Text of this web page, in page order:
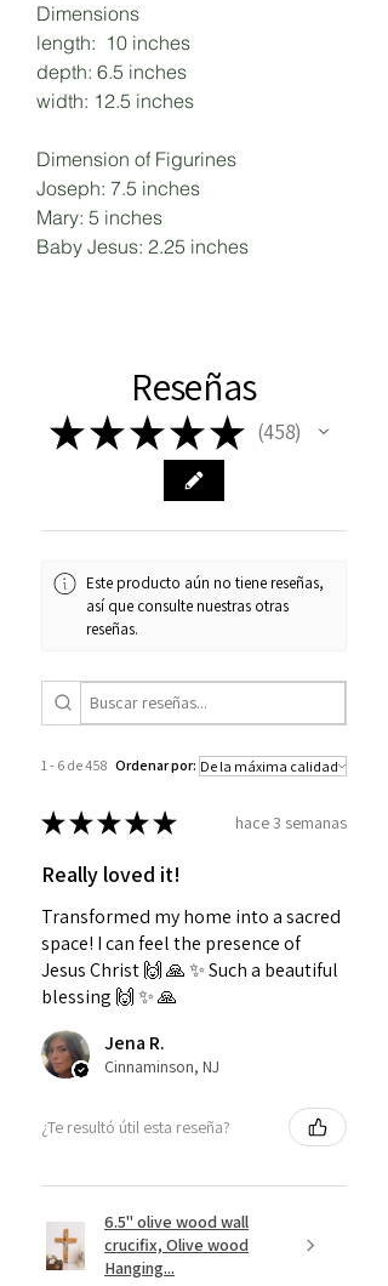
Dimensions
length: 10 inches
depth: 6.5 inches
width: 12.5 inches
Dimension of Figurines
Joseph: 7.5 inches
Mary: 5 inches
Baby Jesus: 2.25 inches
Reseñas
★★★★★ 458
458
Este producto aún no tiene reseñas,
así que consulte nuestras otras
reseñas.
1 - 6 de 458 Ordenar por:
★★★★★ hace 3 semanas
Really loved it!
Transformed my home into a sacred
space! I can feel the presence of
Jesus Christ 🙌 🙏 ✨️ Such a beautiful
blessing 🙌 ✨️ 🙏
Jena R.
Cinnaminson, NJ
¿Te resultó útil esta reseña?
6.5" olive wood wall
crucifix, Olive wood
Hanging...